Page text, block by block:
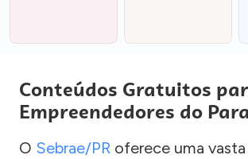
Conteúdos Gratuitos
Empreendedores do
O Sebrae/PR oferece uma